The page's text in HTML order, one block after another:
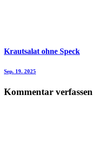
Krautsalat ohne Speck
Sep. 19. 2025
Kommentar verfassen